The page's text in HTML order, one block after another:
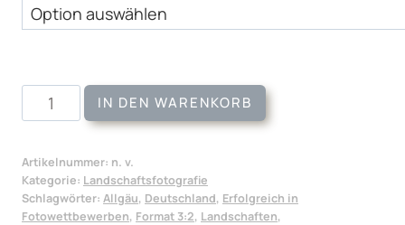
Wandbild
Forggensee
Menge
IN DEN WARENKORB
Artikelnummer: n. v.
Kategorie: Landschaftsfotografie
Schlagwörter: Allgäu, Deutschland, Erfolgreich in
Fotowettbewerben, Format 3:2, Landschaften,